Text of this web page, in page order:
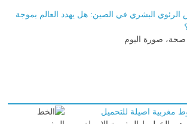
الرئوي البشري في الصين: هل يهدد العالم بموجة
صورة اليوم
مغربية اصيلة للتحميل